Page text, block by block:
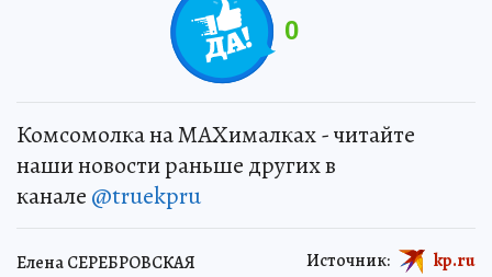
0
Комсомолка на MAXималках - читайте
наши новости раньше других в
канале @truekpru
Елена СЕРЕБРОВСКАЯ Источник: kp.ru